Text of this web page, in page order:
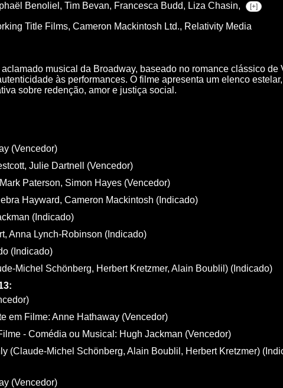
Benoliel, Tim Bevan, Francesca Budd, Liza Chasin, [+]
Title Films, Cameron Mackintosh Ltd., Relativity Media
musical da Broadway, baseado no romance clássico
às performances. O filme apresenta um elenco
sobre redenção, amor e justiça social.
(Vencedor)
Julie Dartnell (Vencedor)
Paterson, Simon Hayes (Vencedor)
Hayward, Cameron Mackintosh (Indicado)
(Indicado)
Anna Lynch-Robinson (Indicado)
(Indicado)
Michel Schönberg, Herbert Kretzmer, Alain Boublil) (Indicado)
em Filme: Anne Hathaway (Vencedor)
- Comédia ou Musical: Hugh Jackman (Vencedor)
(Claude-Michel Schönberg, Alain Boublil, Herbert Kretzmer)
(Vencedor)